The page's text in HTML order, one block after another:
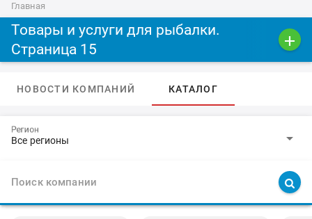
Главная
Товары и услуги для рыбалки.
Страница 15
НОВОСТИ КОМПАНИЙ КАТАЛОГ
Регион
arrow_drop_down
Поиск компании